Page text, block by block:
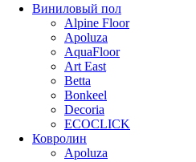
Виниловый пол
Alpine Floor
Apoluza
AquaFloor
Art East
Betta
Bonkeel
Decoria
ECOCLICK
Ковролин
Apoluza